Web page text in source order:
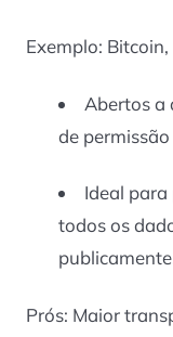
Exemplo:
Abertos a
de
Ideal
todos os
Prós: Maior